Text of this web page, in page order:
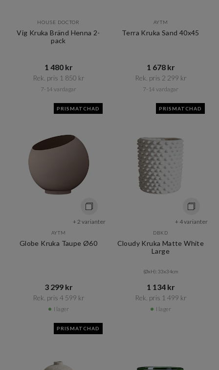
HOUSE DOCTOR
Vig Kruka Bränd Henna 2-
pack
1 480 kr​​
Rek. pris 1 850 kr​​
7-14 vardagar
AYTM
Terra Kruka Sand 40x45
1 678 kr​​
Rek. pris 2 299 kr​​
7-14 vardagar
PRISMATCHAD
+ 2 varianter
AYTM
Globe Kruka Taupe Ø60
3 299 kr​​
Rek. pris 4 599 kr​​
I lager
PRISMATCHAD
+ 4 varianter
DBKD
Cloudy Kruka Matte White
Large
(ØxH): 33x34cm
1 134 kr​​
Rek. pris 1 499 kr​​
I lager
PRISMATCHAD